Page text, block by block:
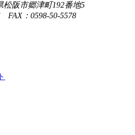
阪市郷津町192番地5
FAX：0598-50-5578